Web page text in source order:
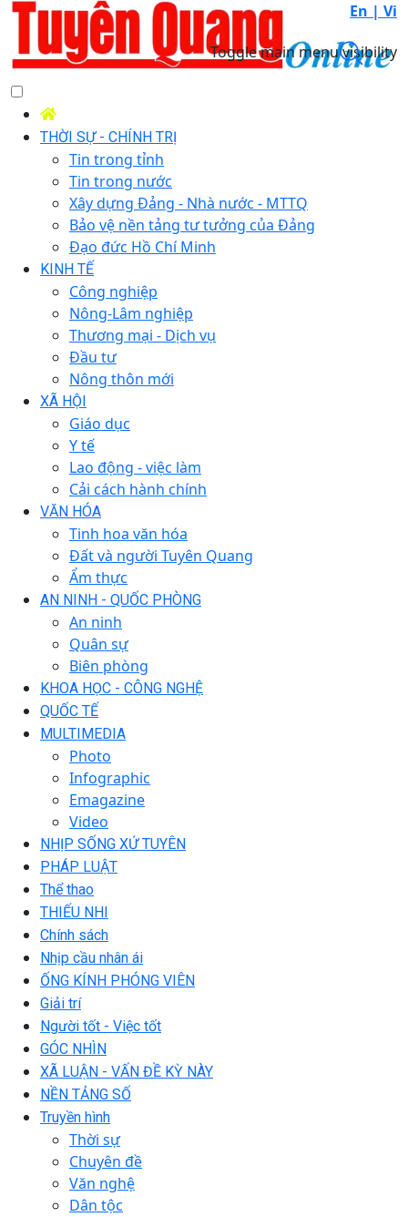
En | Vi
Toggle main menu visibility
THỜI SỰ - CHÍNH TRỊ
Tin trong tỉnh
Tin trong nước
Xây dựng Đảng - Nhà nước - MTTQ
Bảo vệ nền tảng tư tưởng của Đảng
Đạo đức Hồ Chí Minh
KINH TẾ
Công nghiệp
Nông-Lâm nghiệp
Thương mại - Dịch vụ
Đầu tư
Nông thôn mới
XÃ HỘI
Giáo dục
Y tế
Lao động - việc làm
Cải cách hành chính
VĂN HÓA
Tinh hoa văn hóa
Đất và người Tuyên Quang
Ẩm thực
AN NINH - QUỐC PHÒNG
An ninh
Quân sự
Biên phòng
KHOA HỌC - CÔNG NGHỆ
QUỐC TẾ
MULTIMEDIA
Photo
Infographic
Emagazine
Video
NHỊP SỐNG XỨ TUYÊN
PHÁP LUẬT
Thể thao
THIẾU NHI
Chính sách
Nhịp cầu nhân ái
ỐNG KÍNH PHÓNG VIÊN
Giải trí
Người tốt - Việc tốt
GÓC NHÌN
XÃ LUẬN - VẤN ĐỀ KỲ NÀY
NỀN TẢNG SỐ
Truyền hình
Thời sự
Chuyên đề
Văn nghệ
Dân tộc